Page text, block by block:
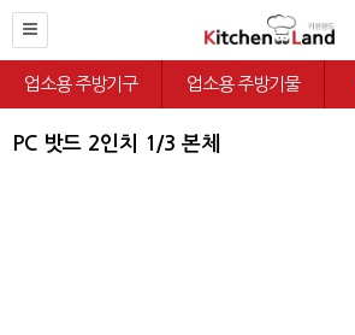
업소용 주방기구 업소용 주방기물
PC 밧드 2인치 1/3 본체